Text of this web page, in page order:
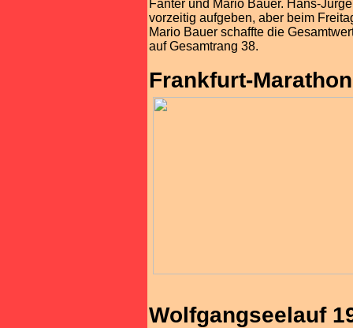
Fanter und Mario Bauer. Hans-
vorzeitig aufgeben, aber beim
Mario Bauer schaffte die
auf Gesamtrang 38.
Frankfurt-
Wolfgangseelauf